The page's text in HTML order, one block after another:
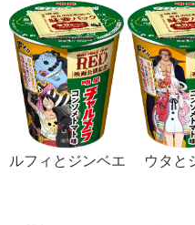
ルフィとジンベエ ウタ